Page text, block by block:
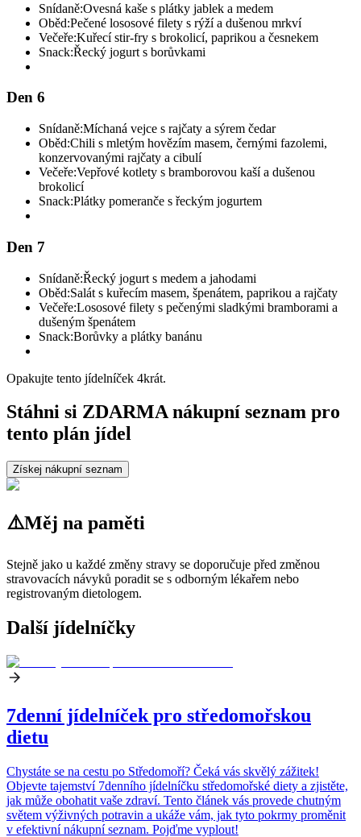
Snídaně:Ovesná kaše s plátky jablek a medem
Oběd:Pečené lososové filety s rýží a dušenou mrkví
Večeře:Kuřecí stir-fry s brokolicí, paprikou a česnekem
Snack:Řecký jogurt s borůvkami
Den 6
Snídaně:Míchaná vejce s rajčaty a sýrem čedar
Oběd:Chili s mletým hovězím masem, černými fazolemi,
konzervovanými rajčaty a cibulí
Večeře:Vepřové kotlety s bramborovou kaší a dušenou
brokolicí
Snack:Plátky pomeranče s řeckým jogurtem
Den 7
Snídaně:Řecký jogurt s medem a jahodami
Oběd:Salát s kuřecím masem, špenátem, paprikou a rajčaty
Večeře:Lososové filety s pečenými sladkými bramborami a
dušeným špenátem
Snack:Borůvky a plátky banánu
Opakujte tento jídelníček 4krát.
Stáhni si ZDARMA nákupní seznam pro
tento plán jídel
Získej nákupní seznam
⚠️Měj na paměti
Stejně jako u každé změny stravy se doporučuje před změnou
stravovacích návyků poradit se s odborným lékařem nebo
registrovaným dietologem.
Další jídelníčky
7denní jídelníček pro středomořskou
dietu
Chystáte se na cestu po Středomoří? Čeká vás skvělý zážitek!
Objevte tajemství 7denního jídelníčku středomořské diety a zjistěte,
jak může obohatit vaše zdraví. Tento článek vás provede chutným
světem výživných potravin a ukáže vám, jak tyto pokrmy proměnit
v efektivní nákupní seznam. Pojďme vyplout!